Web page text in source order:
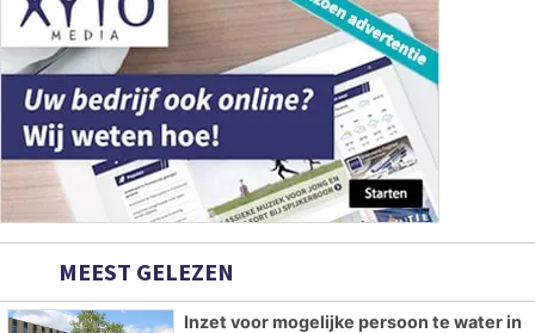
MEEST GELEZEN
Inzet voor mogelijke persoon te water in